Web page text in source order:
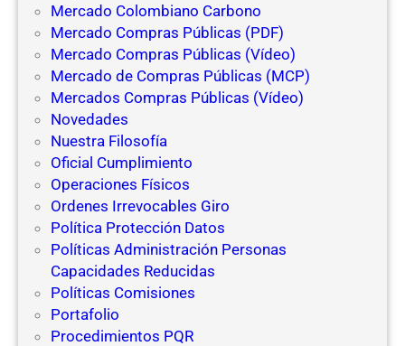
Mercado Colombiano Carbono
Mercado Compras Públicas (PDF)
Mercado Compras Públicas (Vídeo)
Mercado de Compras Públicas (MCP)
Mercados Compras Públicas (Vídeo)
Novedades
Nuestra Filosofía
Oficial Cumplimiento
Operaciones Físicos
Ordenes Irrevocables Giro
Política Protección Datos
Políticas Administración Personas
Capacidades Reducidas
Políticas Comisiones
Portafolio
Procedimientos PQR